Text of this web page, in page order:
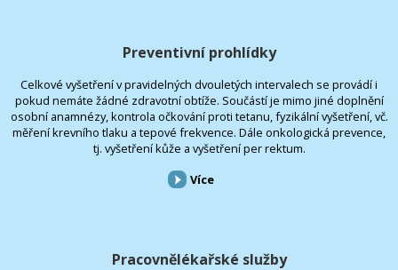
Preventivní prohlídky
Celkové vyšetření v pravidelných dvouletých intervalech se provádí i
pokud nemáte žádné zdravotní obtíže. Součástí je mimo jiné doplnění
osobní anamnézy, kontrola očkování proti tetanu, fyzikální vyšetření, vč.
měření krevního tlaku a tepové frekvence. Dále onkologická prevence,
tj. vyšetření kůže a vyšetření per rektum.
Více
Pracovnělékařské služby